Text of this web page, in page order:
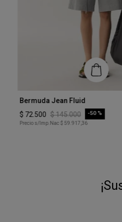
XS
Bermuda Jean Fluid
$ 72 500 $145.000 -50 %
Precio s/Imp.Nac $ 59.917,36